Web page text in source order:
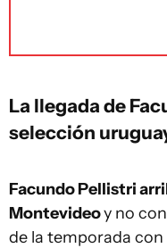
La llegada de
selección
Facundo Pellistri
Montevideoy no
de la temporada